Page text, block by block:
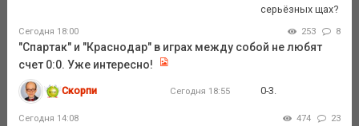
серьёзных щах?
Сегодня 18:00 253 8
"Спартак" и "Краснодар" в играх между собой не любят
счет 0:0. Уже интересно!
Скорпи Сегодня 18:55 0-3.
Сегодня 14:08 474 23